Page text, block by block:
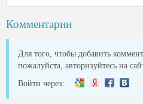
Комментарии
Для того, чтобы добавить
пожалуйста, авторизуйтесь на
Войти через: